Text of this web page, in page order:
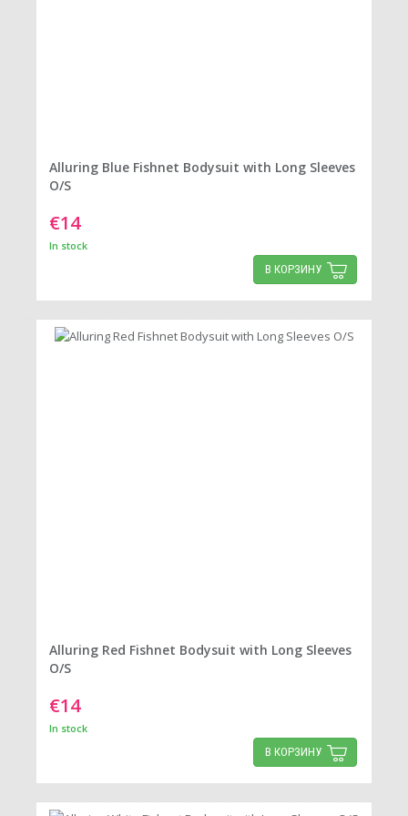
Alluring Blue Fishnet Bodysuit with Long Sleeves
O/S
€14
In stock
В КОРЗИНУ
Alluring Red Fishnet Bodysuit with Long Sleeves
O/S
€14
In stock
В КОРЗИНУ